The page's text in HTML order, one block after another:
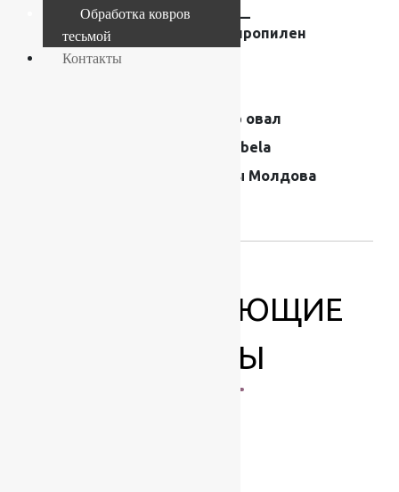
Frise —
полипропилен
Плотность
Ковер овал
Moldabela
Ковры Молдова
СОПУТСТВУЮЩИЕ
ТОВАРЫ
Обработка ковров
тесьмой
Контакты